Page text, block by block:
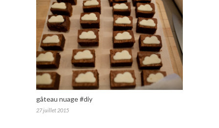
gâteau nuage #diy
27 juillet 2015